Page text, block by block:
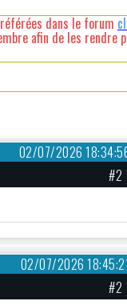
dans le forum
afin de les rendre
02/07/2026
#2
02/07/2026
#2